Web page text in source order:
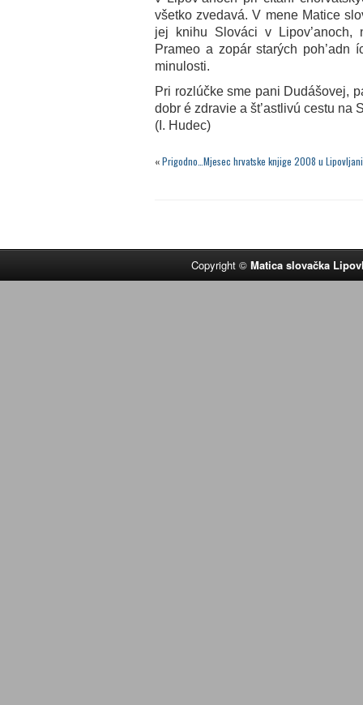
všetko zvedavá. V mene Matice
jej knihu Slováci v Lipov’anoch,
Prameo a zopár starých poh’adn
minulosti.
Pri rozlúčke sme pani Dudášovej,
dobr é zdravie a št’astlivú cestu na
(I. Hudec)
«Prigodno…Mjesec hrvatske knjige 2008 u
Copyright ©Matica slovačka